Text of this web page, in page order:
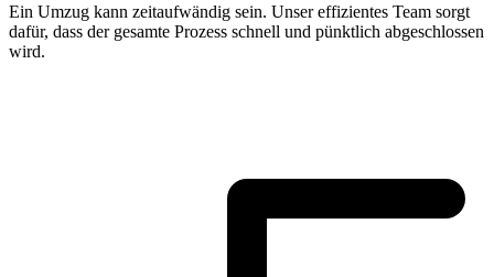
Ein Umzug kann zeitaufwändig sein. Unser effizientes Team sorgt
dafür, dass der gesamte Prozess schnell und pünktlich abgeschlossen
wird.